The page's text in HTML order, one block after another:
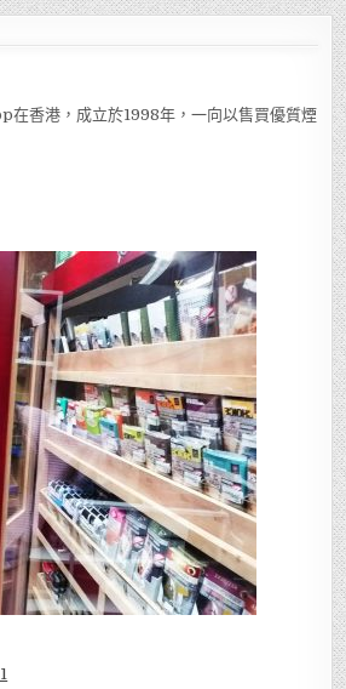
香港，成立於1998年，一向以售買優質煙